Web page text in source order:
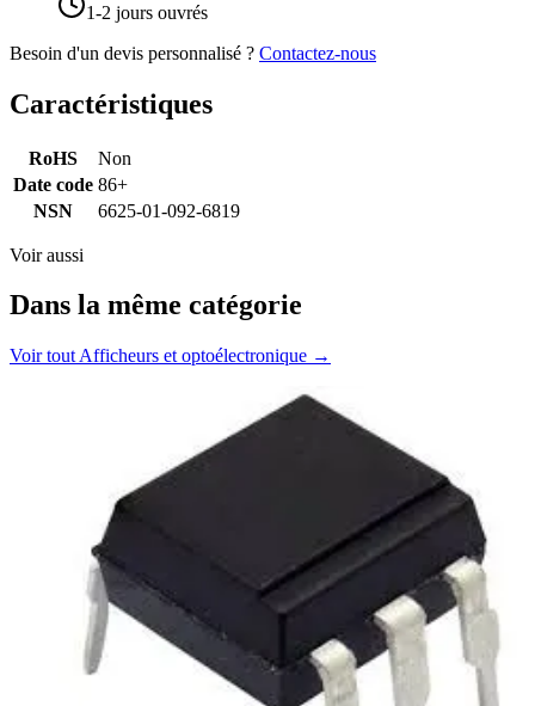
1-2 jours ouvrés
Besoin d'un devis personnalisé ? Contactez-nous
Caractéristiques
RoHS
Non
Date code 86+
NSN
6625-01-092-6819
Voir aussi
Dans la même catégorie
Voir tout Afficheurs et optoélectronique →